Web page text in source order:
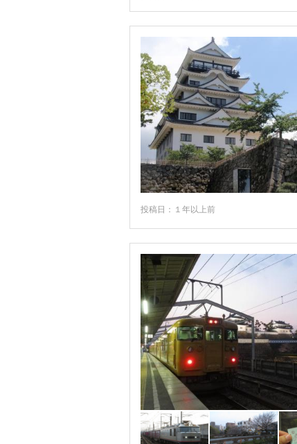
呉・安浦・江田島
三段峡・安芸太田・北広島
投稿日：１年以上前